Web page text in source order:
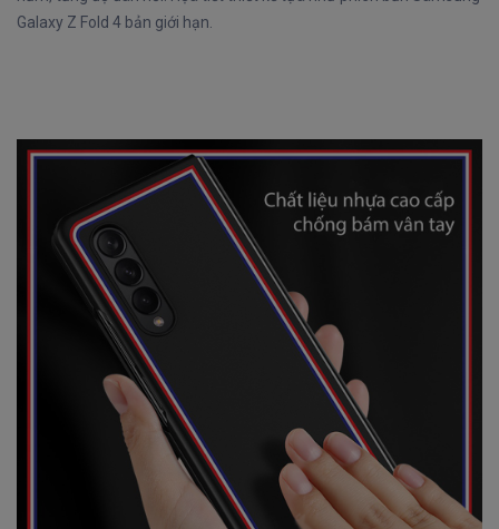
Galaxy Z Fold 4 bản giới hạn.